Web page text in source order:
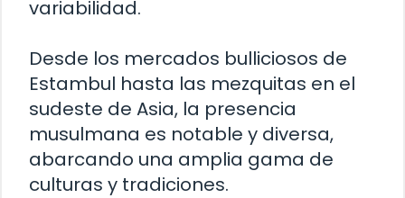
variabilidad.
Desde los mercados bulliciosos de
Estambul hasta las mezquitas en el
sudeste de Asia, la presencia
musulmana es notable y diversa,
abarcando una amplia gama de
culturas y tradiciones.